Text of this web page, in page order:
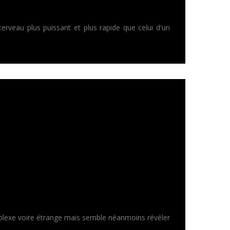
plus puissant et plus rapide que celui d'un
voire étrange mais semble néanmoins révéler